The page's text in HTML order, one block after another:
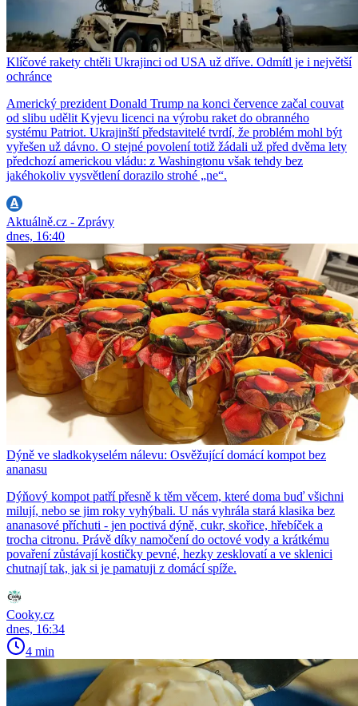
Klíčové rakety chtěli Ukrajinci od USA už dříve. Odmítl je i největší
ochránce
Americký prezident Donald Trump na konci července začal couvat
od slibu udělit Kyjevu licenci na výrobu raket do obranného
systému Patriot. Ukrajinští představitelé tvrdí, že problém mohl být
vyřešen už dávno. O stejné povolení totiž žádali už před dvěma lety
předchozí americkou vládu: z Washingtonu však tehdy bez
jakéhokoliv vysvětlení dorazilo strohé „ne“.
Aktuálně.cz - Zprávy
dnes, 16:40
Dýně ve sladkokyselém nálevu: Osvěžující domácí kompot bez
ananasu
Dýňový kompot patří přesně k těm věcem, které doma buď všichni
milují, nebo se jim roky vyhýbali. U nás vyhrála stará klasika bez
ananasové příchuti - jen poctivá dýně, cukr, skořice, hřebíček a
trocha citronu. Právě díky namočení do octové vody a krátkému
povaření zůstávají kostičky pevné, hezky zesklovatí a ve sklenici
chutnají tak, jak si je pamatuji z domácí spíže.
Cooky.cz
dnes, 16:34
4 min